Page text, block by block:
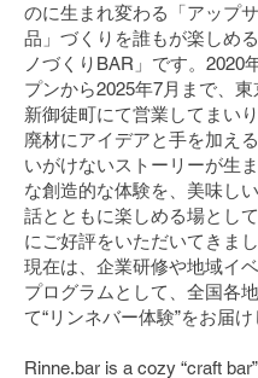
のに生まれ変わる「アップ
品」づくりを誰もが楽しめ
ノづくりBAR」です。2020
プンから2025年7月まで、
新御徒町にて営業してまいり
廃材にアイデアと手を加え
いがけないストーリーが生
な創造的な体験を、美味し
話とともに楽しめる場とし
にご好評をいただいてきまし
現在は、企業研修や地域イ
プログラムとして、全国各
て“リンネバー体験”をお届け
Rinne.bar is a cozy “craft